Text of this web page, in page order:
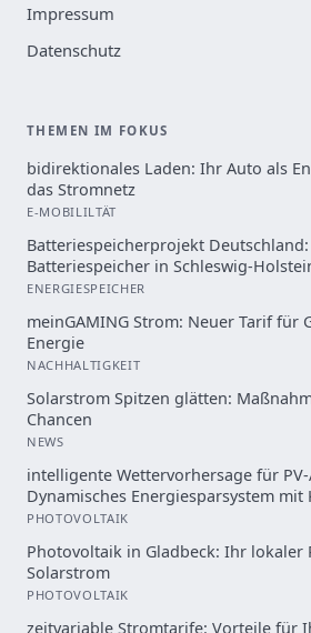
Impressum
Datenschutz
THEMEN IM FOKUS
bidirektionales Laden: Ihr Auto als
das Stromnetz
E-MOBILILTÄT
Batteriespeicherprojekt
Batteriespeicher in Schleswig-
ENERGIESPEICHER
meinGAMING Strom: Neuer Tarif für
Energie
NACHHALTIGKEIT
Solarstrom Spitzen glätten:
Chancen
NEWS
intelligente Wettervorhersage für
Dynamisches Energiesparsystem mit
PHOTOVOLTAIK
Photovoltaik in Gladbeck: Ihr lokaler
Solarstrom
PHOTOVOLTAIK
zeitvariable Stromtarife: Vorteile für